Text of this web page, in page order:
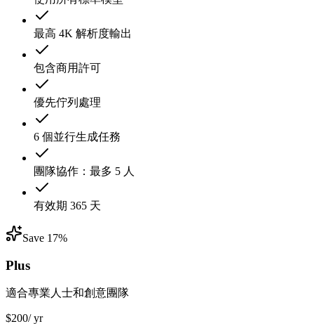
最高 4K 解析度輸出
包含商用許可
優先佇列處理
6 個並行生成任務
團隊協作：最多 5 人
有效期 365 天
Save 17%
Plus
適合專業人士和創意團隊
$200/ yr